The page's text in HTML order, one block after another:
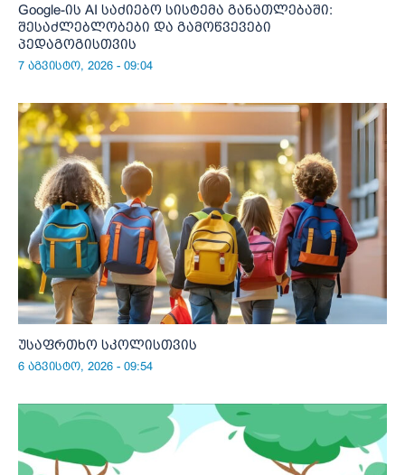
Google-ის AI საძიებო სისტემა განათლებაში:
შესაძლებლობები და გამოწვევები
პედაგოგისთვის
7 აგვისტო, 2026 - 09:04
უსაფრთხო სკოლისთვის
6 აგვისტო, 2026 - 09:54